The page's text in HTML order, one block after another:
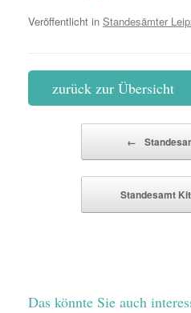
Veröffentlicht in Standesämter
zurück zur Übersicht
←
Standesamt
Das könnte Sie auch